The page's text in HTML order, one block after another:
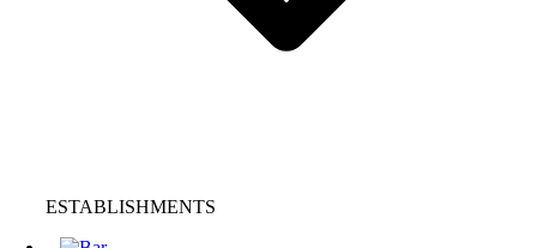
ESTABLISHMENTS